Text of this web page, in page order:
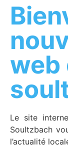
web
Le site
Soultzbach
l’actualité